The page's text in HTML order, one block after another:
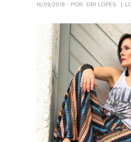
16/09/2018 - POR: DRI LOPES